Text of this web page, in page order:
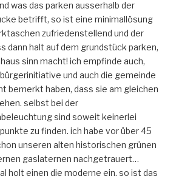
was das parken ausserhalb der
betrifft, so ist eine minimallösung
zufriedenstellend und der
dann halt auf dem grundstück parken,
sinn macht! ich empfinde auch,
und auch die gemeinde
bemerkt haben, dass sie am gleichen
selbst bei der
sind soweit keinerlei
zu finden. ich habe vor über 45
unseren alten historischen grünen
gaslaternen nachgetrauert…
holt einen die moderne ein. so ist das